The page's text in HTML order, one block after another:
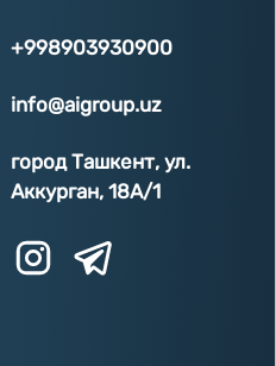
+998903930900
info@aigroup.uz
город Ташкент, ул.
Аккурган, 18A/1